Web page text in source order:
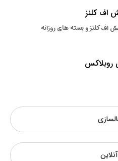
اف کلنز
اف کلنز و بسته های روزانه